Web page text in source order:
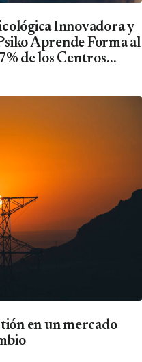
Innovadora y
Aprende Forma al
de los Centros
en un mercado